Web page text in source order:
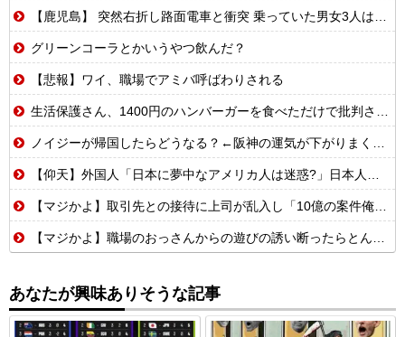
【鹿児島】 突然右折し路面電車と衝突 乗っていた男女3人は車を放置しダッシュで逃走中
グリーンコーラとかいうやつ飲んだ？
【悲報】ワイ、職場でアミバ呼ばわりされる
生活保護さん、1400円のハンバーガーを食べただけで批判される
ノイジーが帰国したらどうなる？←阪神の運気が下がりまくるやろな
【仰天】外国人「日本に夢中なアメリカ人は迷惑?」日本人の回答が的確すぎた
【マジかよ】取引先との接待に上司が乱入し「10億の案件俺がもらったw残念だったな負け犬w」→取引先社長「誰だね君は…」既に契約成立していて…
【マジかよ】職場のおっさんからの遊びの誘い断ったらとんでもないこと言われたんだが
あなたが興味ありそうな記事